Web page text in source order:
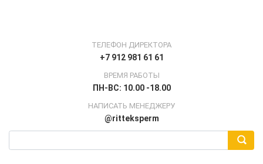
ТЕЛЕФОН ДИРЕКТОРА
+7 912 981 61 61
ВРЕМЯ РАБОТЫ
ПН-ВС: 10.00 -18.00
НАПИСАТЬ МЕНЕДЖЕРУ
@ritteksperm